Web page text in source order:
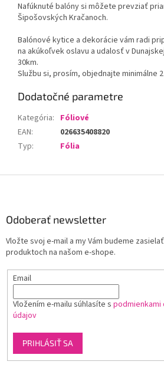
Nafúknuté balóny si môžete prevziať
Šipošovských Kračanoch.
Balónové kytice a dekorácie vám radi
na akúkoľvek oslavu a udalosť v
30km.
Službu si, prosím, objednajte minimálne
Dodatočné parametre
Kategória: Fóliové
EAN:
026635408820
Typ: Fólia
Odoberať newsletter
Vložte svoj e-mail a my Vám budeme
produktoch na našom e-shope.
Email
Vložením e-mailu súhlasíte s podmienkami
údajov
PRIHLÁSIŤ SA